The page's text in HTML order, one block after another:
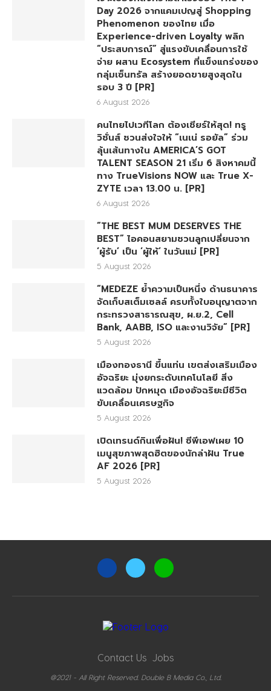
Day 2026 จากแคมเปญสู่ Shopping
Phenomenon ของไทย เมื่อ
Experience-driven Loyalty พลิก
“ประสบการณ์” สู่แรงขับเคลื่อนการใช้
จ่าย ผสาน Ecosystem ที่แข็งแกร่งของ
กลุ่มเซ็นทรัล สร้างยอดขายสูงสุดใน
รอบ 3 ปี [PR]
6 August 2026
คนไทยไปเวทีโลก ต้องเชียร์ให้สุด! ทรู
วิชั่นส์ ชวนส่งใจให้ “เนเน่ รอยัล” ร่วม
ลุ้นเส้นทางใน AMERICA’S GOT
TALENT SEASON 21 เริ่ม 6 สิงหาคมนี้
ทาง TrueVisions NOW และ True X-
ZYTE เวลา 13.00 น. [PR]
6 August 2026
“THE BEST MUM DESERVES THE
BEST” ไอคอนสยามชวนลูกเปลี่ยนจาก
‘ผู้รับ’ เป็น ‘ผู้ให้’ ในวันแม่ [PR]
5 August 2026
“MEDEZE ย้ำความเป็นหนึ่ง ด้านธนาคาร
จัดเก็บสเต็มเซลล์ ครบทั้งใบอนุญาตจาก
กระทรวงสาธารณสุข, ผ.ย.2, Cell
Bank, AABB, ISO และงานวิจัย” [PR]
5 August 2026
เมืองทองธานี ขึ้นแท่น เขตส่งเสริมเมือง
อัจฉริยะ มุ่งยกระดับเทคโนโลยี สิ่ง
แวดล้อม ปักหมุด เมืองอัจฉริยะมีชีวิต
ขับเคลื่อนเศรษฐกิจ
5 August 2026
เปิดเทรนด์กินเพื่อฝัน! ซีพีเอฟเผย 10
เมนูสุขภาพสุดฮิตของนักล่าฝัน True
AF 2026 [PR]
5 August 2026
Contact Us Jobs
@2021 - All Right Reserved. Double B Media Co., Ltd.